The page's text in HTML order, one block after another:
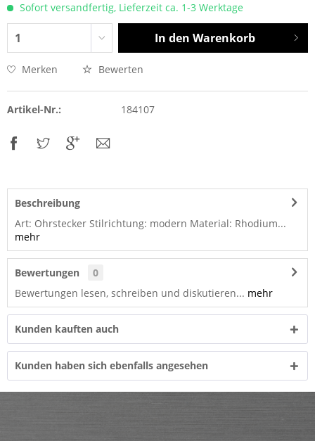
Sofort versandfertig, Lieferzeit ca. 1-3 Werktage
In den Warenkorb
Merken Bewerten
Artikel-Nr.: 184107
Beschreibung
Art: Ohrstecker Stilrichtung: modern Material: Rhodium...
mehr
Bewertungen
0
Bewertungen lesen, schreiben und diskutieren... mehr
Kunden kauften auch
Kunden haben sich ebenfalls angesehen